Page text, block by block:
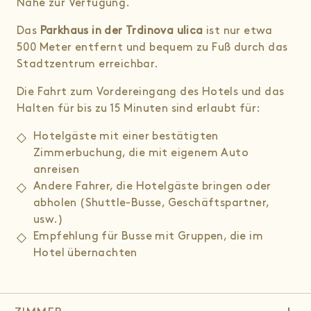
– Standort A (Anreise aus Österreich, Maribor
oder vom Flughafen Ljubljana):
Biegen Sie an dieser Kreuzung rechts in die
Fußgängerzone ein und fahren Sie etwa
geradeaus. Das Hotel Slon befindet sich auf der
linken Seite.
– Standort B (Anreise aus Zagreb oder Triest):
Geben Sie ein: Šubičeva ulica 1
Nähe zur Verfügung.
Das Parkhaus in der Trdinova ulica ist nur etwa
500 Meter entfernt und bequem zu Fuß durch das
Stadtzentrum erreichbar.
Die Fahrt zum Vordereingang des Hotels und das
Halten für bis zu 15 Minuten sind erlaubt für:
Hotelgäste mit einer bestätigten
Zimmerbuchung, die mit eigenem Auto
anreisen
Andere Fahrer, die Hotelgäste bringen oder
abholen (Shuttle-Busse, Geschäftspartner,
usw.)
Empfehlung für Busse mit Gruppen, die im
Hotel übernachten